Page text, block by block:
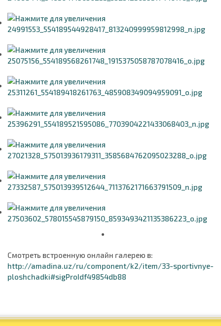
Смотреть встроенную онлайн галерею в:
http://amadina.uz/ru/component/k2/item/33-sportivnye-
ploshchadki#sigProIdf49854db88